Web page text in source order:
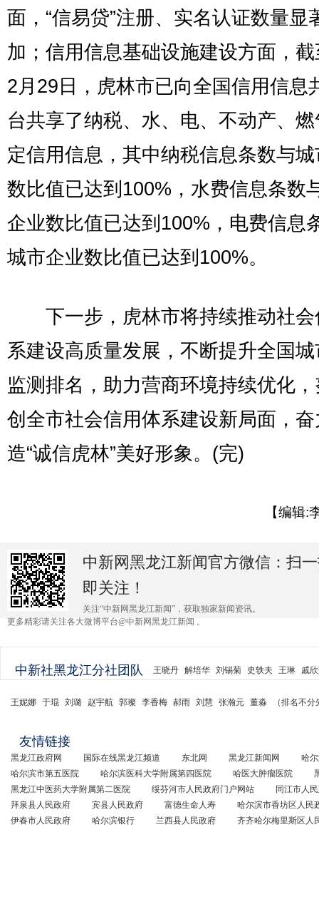
面，“信易贷”注册、实名认证数量显
加；信用信息基础设施建设方面，
2月29日，虎林市已向全国信用信息
台共享了纳税、水、电、不动产、
定信用信息，其中纳税信息条数与
数比值已达到100%，水费信息条数
企业数比值已达到100%，电费信息
城市企业数比值已达到100%。
下一步，虎林市将持续推动社会
系建设高质量发展，不断提升全国
监测排名，助力营商环境持续优化
创全市社会信用体系建设新局面，
造“诚信虎林”美好形象。(完)
【编辑:
中新网黑龙江新闻官方微信：扫
即关注！
关注“中新网黑龙江新闻”，获取独家新闻资讯。
更多精彩请关注各大微博平台@中新网黑龙江新闻 。
中新社黑龙江分社团队 王晓丹 解培华 刘锡菊 史轶夫 王琳 戚
王妮娜 于琨 刘璐 赵宇航 郭璨 李香梅 郝雨 刘慧 张瀚元 董淼 （排名不
友情链接
黑龙江政府网 国际在线黑龙江频道 东北网 黑龙江新闻网
哈
哈尔滨市第五医院
哈尔滨医科大学附属第四医院 哈医大肿瘤医院
黑龙江中医药大学附属第二医院
绥芬河市人民政府门户网站
同江市人
拜泉县人民政府
宾县人民政府 富德生命人寿
哈尔滨市香坊区人民
伊春市人民政府
哈尔滨银行 兰西县人民政府 齐齐哈尔梅里斯区人